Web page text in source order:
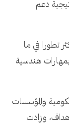
دعم
تطورا في ما
هندسية
والمؤسسات
وزادت